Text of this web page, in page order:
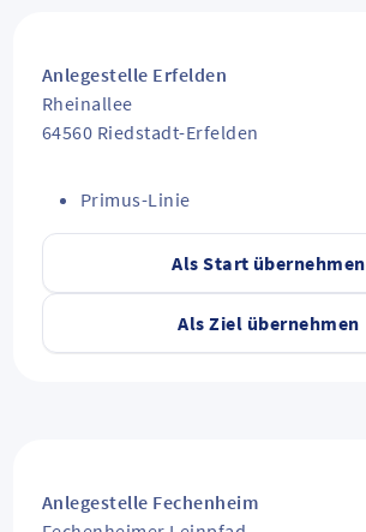
Als Start übernehmen
Als Ziel übernehmen
Anlegestelle Erfelden
Rheinallee
64560 Riedstadt-Erfelden
Primus-Linie
Anlegestelle Fechenheim